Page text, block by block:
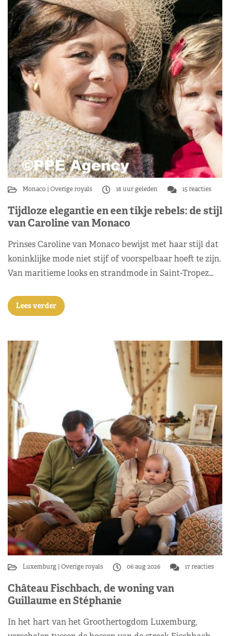
Monaco Overige royals 18 uur geleden 15 reacties
Tijdloze elegantie en een tikje rebels: de stijl
van Caroline van Monaco
Prinses Caroline van Monaco bewijst met haar stijl dat
koninklijke mode niet stijf of voorspelbaar hoeft te zijn.
Van maritieme looks en strandmode in Saint-Tropez…
Lees verder
Luxemburg Overige royals 06 aug 2026 17 reacties
Château Fischbach, de woning van
Guillaume en Stéphanie
In het hart van het Groothertogdom Luxemburg,